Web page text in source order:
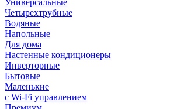
Универсальные
Четырехтрубные
Водяные
Напольные
Для дома
Настенные кондиционеры
Инверторные
Бытовые
Маленькие
с Wi-Fi управлением